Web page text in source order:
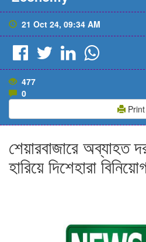
21 Oct 24, 09:34 AM
477
0
Print
শেয়ারবাজারে
হারিয়ে দিশেহারা